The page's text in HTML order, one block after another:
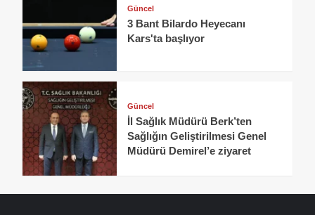
Güncel
3 Bant Bilardo Heyecanı
Kars'ta başlıyor
Güncel
İl Sağlık Müdürü Berk’ten
Sağlığın Geliştirilmesi Genel
Müdürü Demirel’e ziyaret